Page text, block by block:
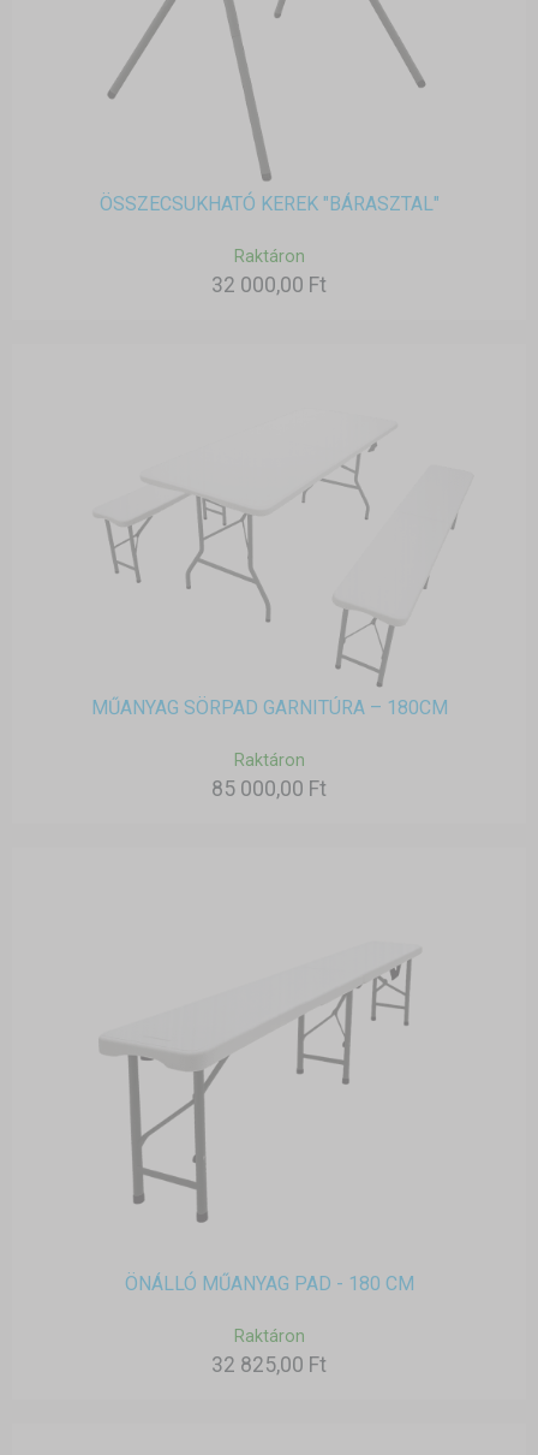
ÖSSZECSUKHATÓ KEREK "BÁRASZTAL"
Raktáron
32 000,00 Ft
MŰANYAG SÖRPAD GARNITÚRA – 180CM
Raktáron
85 000,00 Ft
ÖNÁLLÓ MŰANYAG PAD - 180 CM
Raktáron
32 825,00 Ft